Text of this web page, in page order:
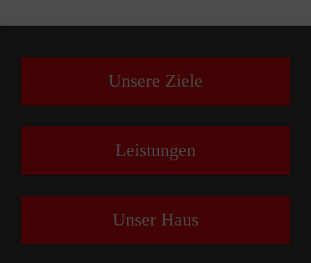
Unsere Ziele
Leistungen
Unser Haus